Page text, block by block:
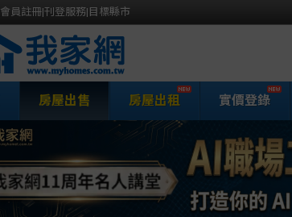
會員註冊|刊登服務| 目標縣市
房屋出售 房屋出租 實價登錄